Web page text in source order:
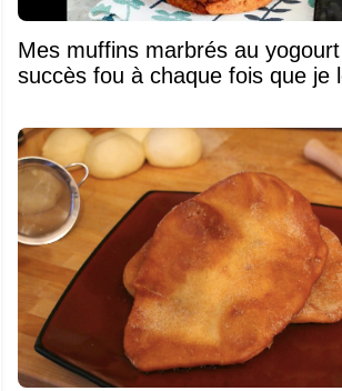
Mes muffins marbrés au
succès fou à chaque fois que je